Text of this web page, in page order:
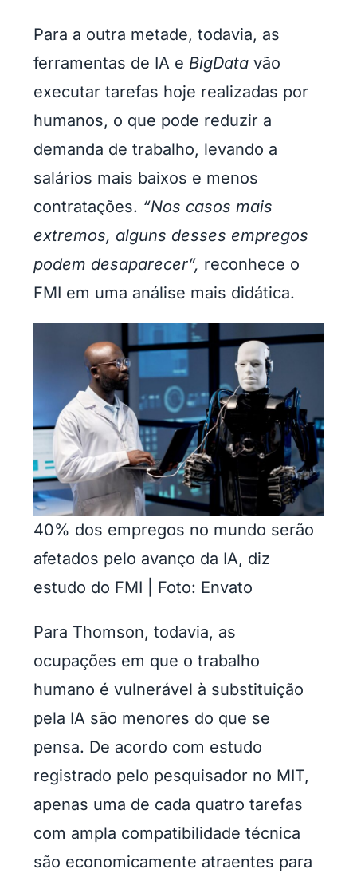
Para a outra metade, todavia, as
ferramentas de IA e BigData vão
executar tarefas hoje realizadas por
humanos, o que pode reduzir a
demanda de trabalho, levando a
salários mais baixos e menos
contratações. “Nos casos mais
extremos, alguns desses empregos
podem desaparecer”, reconhece o
FMI em uma análise mais didática.
40% dos empregos no mundo serão
afetados pelo avanço da IA, diz
estudo do FMI | Foto: Envato
Para Thomson, todavia, as
ocupações em que o trabalho
humano é vulnerável à substituição
pela IA são menores do que se
pensa. De acordo com estudo
registrado pelo pesquisador no MIT,
apenas uma de cada quatro tarefas
com ampla compatibilidade técnica
são economicamente atraentes para